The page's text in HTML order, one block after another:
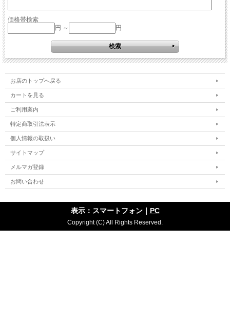
価格帯検索
円 ～
円
お店のトップへ戻る
カートを見る
ご利用案内
特定商取引法表示
個人情報の取扱い
サイトマップ
メルマガ登録
お問い合わせ
表示：スマートフォン｜ PC
Copyright (C) All Rights Reserved.